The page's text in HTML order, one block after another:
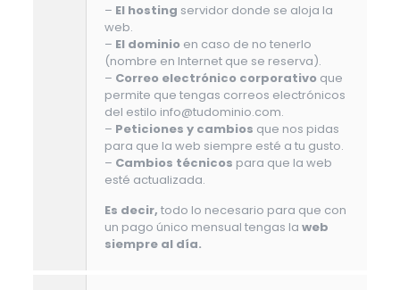
– El hosting servidor donde se aloja la
web.
– El dominioen caso de no tenerlo
(nombre en Internet que se reserva).
– Correo electrónico corporativoque
permite que tengas correos electrónicos
del estilo info@tudominio.com.
– Peticiones y cambios que nos pidas
para que la web siempre esté a tu gusto.
– Cambios técnicos para que la web
esté actualizada.
Es decir, todo lo necesario para que con
un pago único mensual tengas la web
siempre al día.